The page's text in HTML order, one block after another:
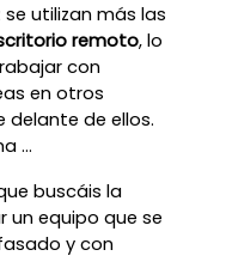
se utilizan más las
remoto, lo
con
en otros
delante de ellos.
...
buscáis la
un equipo que se
y con